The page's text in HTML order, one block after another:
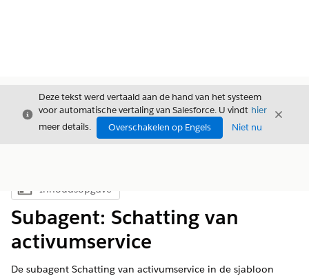
Sluiten
Deze tekst werd vertaald aan de hand van het systeem
voor automatische vertaling van Salesforce. U vindt hier
meer details.
Overschakelen op Engels Niet nu
Sluiten
Inhoudsopgave weergeven
Inhoudsopgave
Subagent: Schatting van
activumservice
De subagent Schatting van activumservice in de sjabloon